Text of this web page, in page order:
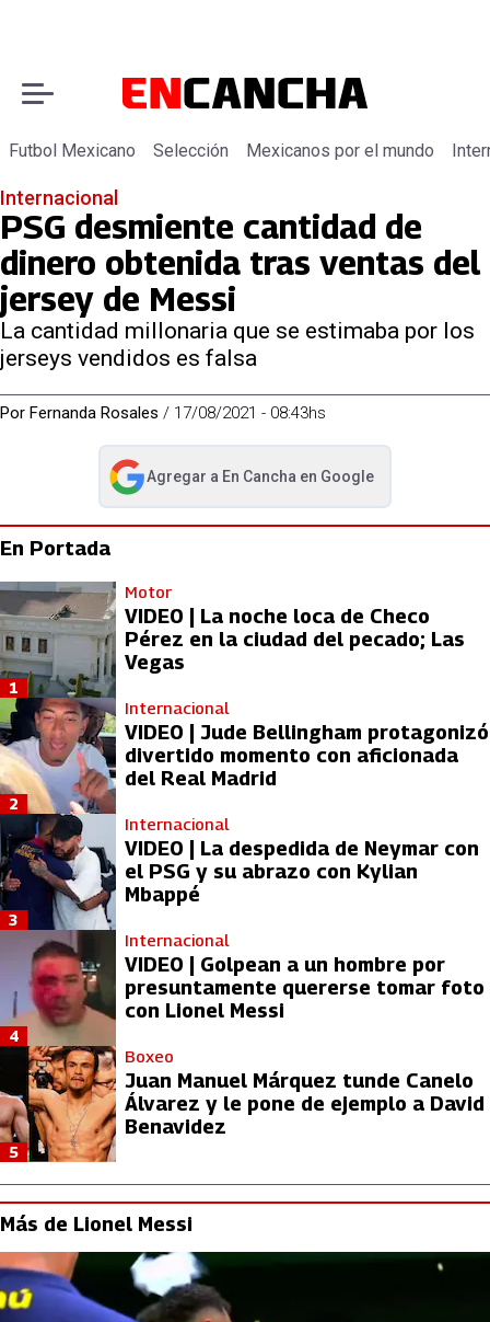
Futbol Mexicano Selección Mexicanos por el mundo
Internacional
PSG desmiente cantidad de
dinero obtenida tras ventas del
jersey de Messi
La cantidad millonaria que se estimaba por los
jerseys vendidos es falsa
Por Fernanda Rosales / 17/08/2021 - 08:43hs
Agregar a En Cancha en Google
abre en nueva pestaña
En Portada
Motor
VIDEO | La noche loca de Checo
Pérez en la ciudad del pecado; Las
Vegas
1
Internacional
VIDEO | Jude Bellingham protagonizó
divertido momento con aficionada
del Real Madrid
2
Internacional
VIDEO | La despedida de Neymar con
el PSG y su abrazo con Kylian
Mbappé
3
Internacional
VIDEO | Golpean a un hombre por
presuntamente quererse tomar foto
con Lionel Messi
4
Boxeo
Juan Manuel Márquez tunde Canelo
Álvarez y le pone de ejemplo a David
Benavidez
5
Más de Lionel Messi